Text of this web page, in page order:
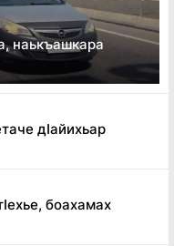
наькъашкара
дӏайихьар
боахамах